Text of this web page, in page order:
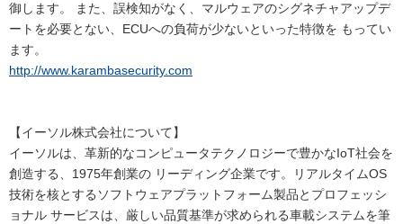
御します。 また、誤検知がなく、マルウェアのシグネチャアップデ
ートを必要とない、ECUへの負荷が少ないといった特徴を もってい
ます。
http://www.karambasecurity.com
【イーソル株式会社について】
イーソルは、革新的なコンピュータテクノロジーで豊かなIoT社会を
創造する、1975年創業の リーディング企業です。リアルタイムOS
技術を核とするソフトウェアプラットフォーム製品とプロフェッシ
ョナル サービスは、厳しい品質基準が求められる車載システムを筆